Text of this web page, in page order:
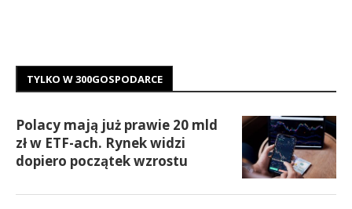
TYLKO W 300GOSPODARCE
Polacy mają już prawie 20 mld
zł w ETF-ach. Rynek widzi
dopiero początek wzrostu